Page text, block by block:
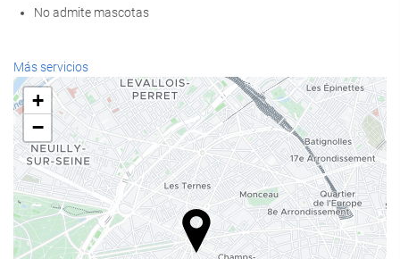
No admite mascotas
Servicios de recepción
Recepción 24 horas
Guardaequipaje
Comida y bebida
Restaurante a la carta
Bar
Más servicios
+
−